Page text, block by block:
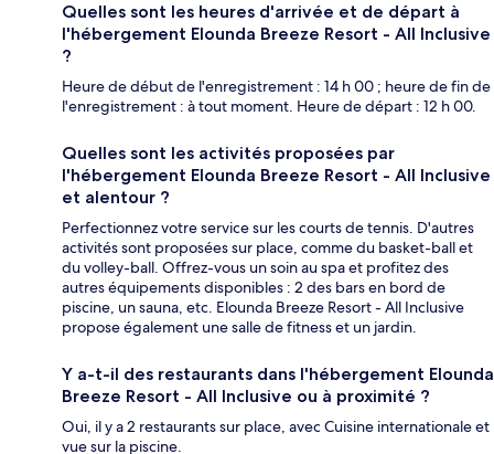
Quelles sont les heures d'arrivée et de départ à
l'hébergement Elounda Breeze Resort - All Inclusive
?
Heure de début de l'enregistrement : 14 h 00 ; heure de fin de
l'enregistrement : à tout moment. Heure de départ : 12 h 00.
Quelles sont les activités proposées par
l'hébergement Elounda Breeze Resort - All Inclusive
et alentour ?
Perfectionnez votre service sur les courts de tennis. D'autres
activités sont proposées sur place, comme du basket-ball et
du volley-ball. Offrez-vous un soin au spa et profitez des
autres équipements disponibles : 2 des bars en bord de
piscine, un sauna, etc. Elounda Breeze Resort - All Inclusive
propose également une salle de fitness et un jardin.
Y a-t-il des restaurants dans l'hébergement Elounda
Breeze Resort - All Inclusive ou à proximité ?
Oui, il y a 2 restaurants sur place, avec Cuisine internationale et
vue sur la piscine.